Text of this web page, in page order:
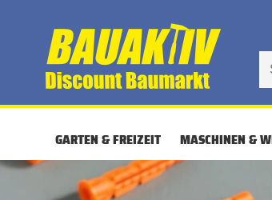
GARTEN & FREIZEIT MASCHINEN &